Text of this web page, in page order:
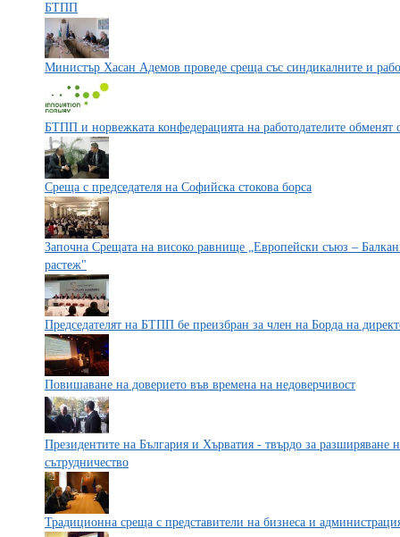
БТПП
Министър Хасан Адемов проведе среща със синдикалните и
БТПП и норвежката конфедерацията на работодателите обменят
Среща с председателя на Софийска стокова борса
Започна Срещата на високо равнище „Европейски съюз –
растеж"
Председателят на БТПП бе преизбран за член на Борда на
Повишаване на доверието във времена на недоверчивост
Президентите на България и Хърватия - твърдо за разширяване
сътрудничество
Традиционна среща с представители на бизнеса и